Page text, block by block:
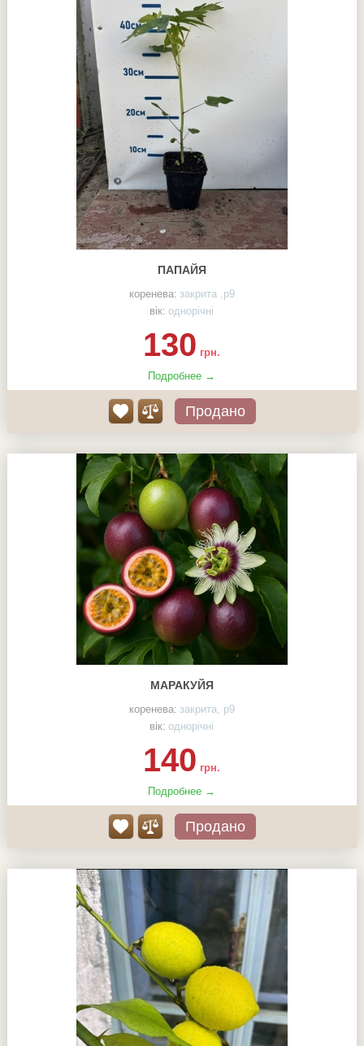
ПАПАЙЯ
коренева: закрита ,р9
вік: однорічні
130 грн.
Подробнее →
Продано
МАРАКУЙЯ
коренева: закрита, р9
вік: однорічні
140 грн.
Подробнее →
Продано